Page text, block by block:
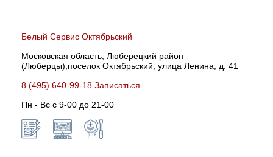
Белый Сервис Октябрьский
Московская область, Люберецкий район
(Люберцы),поселок Октябрьский, улица Ленина, д. 41
8 (495) 640-99-18 Записаться
Пн - Вс с 9-00 до 21-00